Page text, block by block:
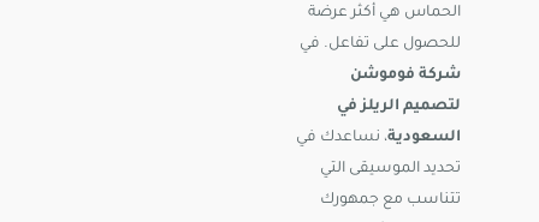
الحماس هي أكثر عرضة
للحصول على تفاعل. في
شركة فوموشن
لتصميم الريلز في
السعودية، نساعدك في
تحديد الموسيقى التي
تتناسب مع جمهورك